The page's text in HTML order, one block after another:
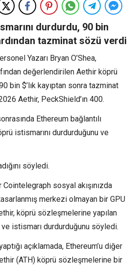
durdurdu, 90 bin
tazminat sözü verdi
Yazarı Bryan O’Shea,
değerlendirilen Aethir köprü
bin $’lık kayıptan sonra tazminat
Aethir, PeckShield’ın 400.
Ethereum bağlantılı
istismarını durdurduğunu ve
söyledi.
sosyal akışınızda
merkezi olmayan bir GPU
köprü sözleşmelerine yapılan
ve istismarı durdurduğunu söyledi.
açıklamada, Ethereum’u diğer
(ATH) köprü sözleşmelerine bir